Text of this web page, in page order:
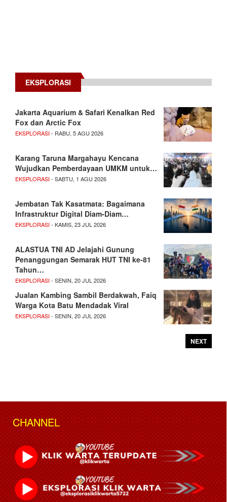
EKSPLORASI
Jakarta Aquarium & Safari Kenalkan Red
Fox dan Arctic Fox
EKSPLORASI- RABU, 5 AGU 2026
Karang Taruna Margahayu Kencana
Wujudkan Pemberdayaan UMKM untuk…
EKSPLORASI- SABTU, 1 AGU 2026
Jembatan Tak Kasatmata: Bagaimana
Infrastruktur Digital Diam-Diam…
EKSPLORASI- KAMIS, 23 JUL 2026
ALASTUA TNI AD Jelajahi Gunung
Penanggungan Semarak HUT TNI ke-81
Tahun…
EKSPLORASI- SENIN, 20 JUL 2026
Jualan Kambing Sambil Berdakwah, Faiq
Warga Kota Batu Mendadak Viral
EKSPLORASI- SENIN, 20 JUL 2026
NEXT
CHANNEL